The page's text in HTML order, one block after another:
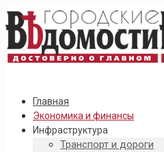
Главная
Экономика и финансы
Инфраструктура
Транспорт и дороги